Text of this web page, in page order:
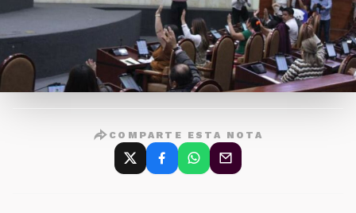
COMPARTE ESTA NOTA